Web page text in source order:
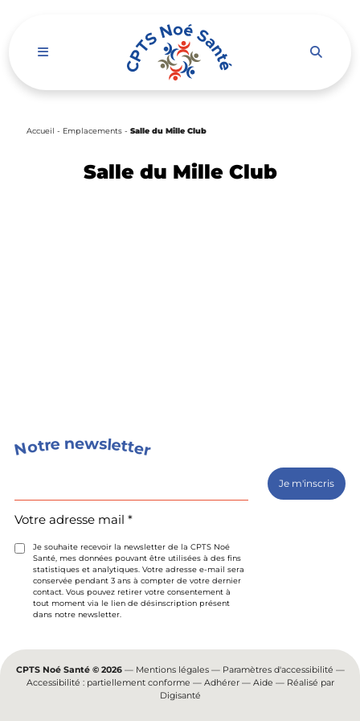
Ouvrir le menu de navigation mobile
Accueil - Emplacements - Salle du Mille Club
Salle du Mille Club
Notre newsletter
mail
(Nécessaire)
Votre adresse mail *
Je souhaite recevoir la newsletter de la CPTS Noé
Santé, mes données pouvant être utilisées à des fins
statistiques et analytiques. Votre adresse e-mail sera
conservée pendant 3 ans à compter de votre dernier
contact. Vous pouvez retirer votre consentement à
tout moment via le lien de désinscription présent
dans notre newsletter.
CPTS Noé Santé © 2026 — Mentions légales— Paramètres d'accessibilité —
Accessibilité : partiellement conforme — Adhérer— Aide — Réalisé par
Digisanté